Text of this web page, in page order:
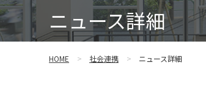
ニュース詳細
HOME 社会連携 ニュース詳細